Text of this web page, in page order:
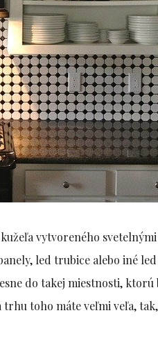
vytvoreného
led trubice alebo iné
do takej miestnosti,
toho máte veľmi veľa,